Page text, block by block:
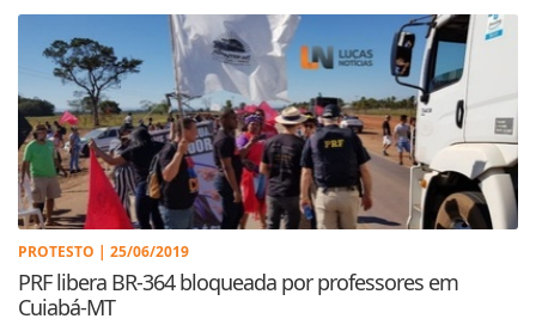
PROTESTO | 25/06/2019
PRF libera BR-364 bloqueada por professores em
Cuiabá-MT